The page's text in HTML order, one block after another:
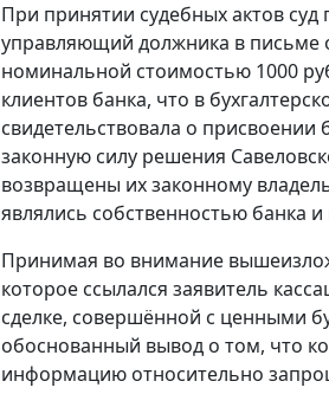
При принятии судебных актов
управляющий должника в письме
номинальной стоимостью 1000
клиентов банка, что в
свидетельствовала о
законную силу решения
возвращены их законному
являлись собственностью банка
Принимая во внимание
которое ссылался заявитель
сделке, совершённой с ценными
обоснованный вывод о том, что
информацию относительно